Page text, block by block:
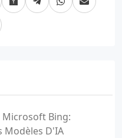
Microsoft Bing:
Modèles D'IA